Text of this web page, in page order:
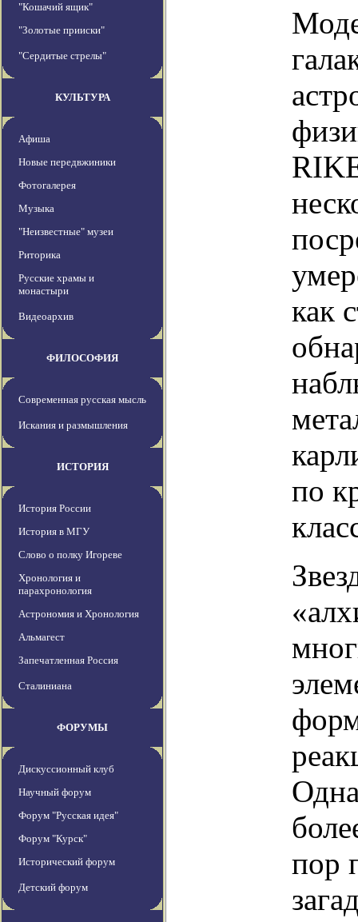
"Кошачий ящик"
"Золотые прииски"
"Сердитые стрелы"
КУЛЬТУРА
Афиша
Новые передвжиники
Фотогалерея
Музыка
"Неизвестные" музеи
Риторика
Русские храмы и
монастыри
Видеоархив
ФИЛОСОФИЯ
Современная русская мысль
Искания и размышления
ИСТОРИЯ
История России
История в МГУ
Слово о полку Игореве
Хронология и
парахронология
Астрономия и Хронология
Альмагест
Запечатленная Россия
Сталиниана
ФОРУМЫ
Дискуссионный клуб
Научный форум
Форум "Русская идея"
Форум "Курск"
Исторический форум
Детский форум
как
по
пор